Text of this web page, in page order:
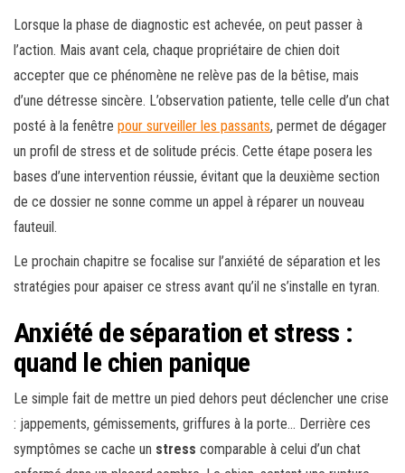
Lorsque la phase de diagnostic est achevée, on peut passer à
l’action. Mais avant cela, chaque propriétaire de chien doit
accepter que ce phénomène ne relève pas de la bêtise, mais
d’une détresse sincère. L’observation patiente, telle celle d’un chat
posté à la fenêtre pour surveiller les passants, permet de dégager
un profil de stress et de solitude précis. Cette étape posera les
bases d’une intervention réussie, évitant que la deuxième section
de ce dossier ne sonne comme un appel à réparer un nouveau
fauteuil.
Le prochain chapitre se focalise sur l’anxiété de séparation et les
stratégies pour apaiser ce stress avant qu’il ne s’installe en tyran.
Anxiété de séparation et stress :
quand le chien panique
Le simple fait de mettre un pied dehors peut déclencher une crise
: jappements, gémissements, griffures à la porte… Derrière ces
symptômes se cache un stress comparable à celui d’un chat